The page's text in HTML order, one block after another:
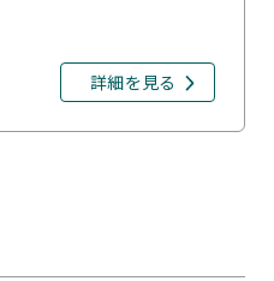
詳細を見る